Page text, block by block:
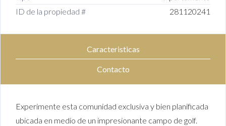
ID de la propiedad #
281120241
Caracteristicas
Contacto
Experimente esta comunidad exclusiva y bien planificada
ubicada en medio de un impresionante campo de golf.